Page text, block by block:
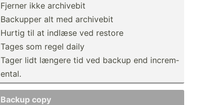
Fjerner ikke archivebit
Backupper alt med archivebit
Hurtig til at indlæse ved restore
Tages som regel daily
Tager lidt længere tid ved backup end increm­
ental.
Backup copy